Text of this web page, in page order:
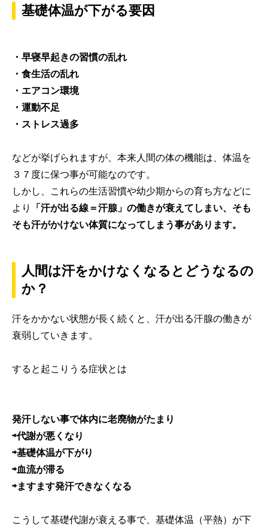
基礎体温が下がる要因
・早寝早起きの習慣の乱れ
・食生活の乱れ
・エアコン環境
・運動不足
・ストレス過多
などが挙げられますが、本来人間の体の機能は、体温を
３７度に保つ事が可能なのです。
しかし、これらの生活習慣や幼少期からの育ち方などに
より
「汗が出る線＝汗腺」の働きが衰えてしまい、そも
そも汗がかけない体質になってしまう事があります。
人間は汗をかけなくなるとどうなるの
か？
汗をかかない状態が長く続くと、汗が出る汗腺の働きが
衰弱していきます。
すると起こりうる症状とは
発汗しない事で体内に老廃物がたまり
⇨代謝が悪くなり
⇨基礎体温が下がり
⇨血流が滞る
⇨ますます発汗できなくなる
こうして基礎代謝が衰える事で、基礎体温（平熱）が下